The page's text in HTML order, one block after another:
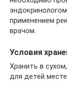
применением
врачом.
Условия
Хранить в
для детей